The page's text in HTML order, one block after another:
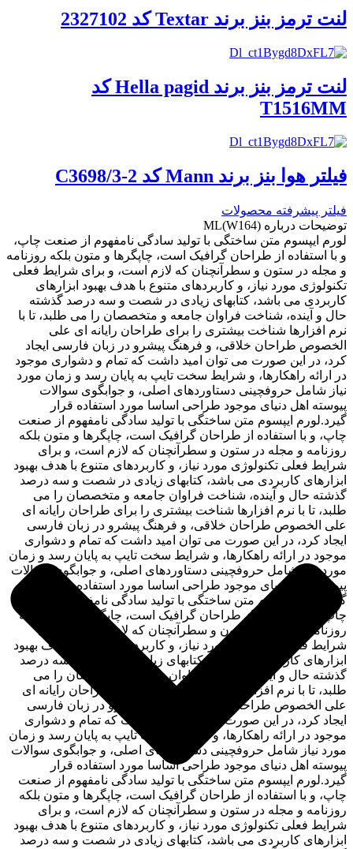
لنت ترمز بنز برند Textar کد 2327102
لنت ترمز بنز برند Hella pagid کد
T1516MM
فیلتر هوا بنز برند Mann کد C3698/3-2
فیلتر پیشرفته محصولات
توضیحات درباره ML(W164)
لورم ایپسوم متن ساختگی با تولید سادگی نامفهوم از صنعت چاپ،
و با استفاده از طراحان گرافیک است، چاپگرها و متون بلکه روزنامه
و مجله در ستون و سطرآنچنان که لازم است، و برای شرایط فعلی
تکنولوژی مورد نیاز، و کاربردهای متنوع با هدف بهبود ابزارهای
کاربردی می باشد، کتابهای زیادی در شصت و سه درصد گذشته
حال و آینده، شناخت فراوان جامعه و متخصصان را می طلبد، تا با
نرم افزارها شناخت بیشتری را برای طراحان رایانه ای علی
الخصوص طراحان خلاقی، و فرهنگ پیشرو در زبان فارسی ایجاد
کرد، در این صورت می توان امید داشت که تمام و دشواری موجود
در ارائه راهکارها، و شرایط سخت تایپ به پایان رسد و زمان مورد
نیاز شامل حروفچینی دستاوردهای اصلی، و جوابگوی سوالات
پیوسته اهل دنیای موجود طراحی اساسا مورد استفاده قرار
گیرد.لورم ایپسوم متن ساختگی با تولید سادگی نامفهوم از صنعت
چاپ، و با استفاده از طراحان گرافیک است، چاپگرها و متون بلکه
روزنامه و مجله در ستون و سطرآنچنان که لازم است، و برای
شرایط فعلی تکنولوژی مورد نیاز، و کاربردهای متنوع با هدف بهبود
ابزارهای کاربردی می باشد، کتابهای زیادی در شصت و سه درصد
گذشته حال و آینده، شناخت فراوان جامعه و متخصصان را می
طلبد، تا با نرم افزارها شناخت بیشتری را برای طراحان رایانه ای
علی الخصوص طراحان خلاقی، و فرهنگ پیشرو در زبان فارسی
ایجاد کرد، در این صورت می توان امید داشت که تمام و دشواری
موجود در ارائه راهکارها، و شرایط سخت تایپ به پایان رسد و زمان
مورد نیاز شامل حروفچینی دستاوردهای اصلی، و جوابگوی سوالات
پیوسته اهل دنیای موجود طراحی اساسا مورد استفاده قرار
گیرد.لورم ایپسوم متن ساختگی با تولید سادگی نامفهوم از صنعت
چاپ، و با استفاده از طراحان گرافیک است، چاپگرها و متون بلکه
روزنامه و مجله در ستون و سطرآنچنان که لازم است، و برای
شرایط فعلی تکنولوژی مورد نیاز، و کاربردهای متنوع با هدف بهبود
ابزارهای کاربردی می باشد، کتابهای زیادی در شصت و سه درصد
گذشته حال و آینده، شناخت فراوان جامعه و متخصصان را می
طلبد، تا با نرم افزارها شناخت بیشتری را برای طراحان رایانه ای
علی الخصوص طراحان خلاقی، و فرهنگ پیشرو در زبان فارسی
ایجاد کرد، در این صورت می توان امید داشت که تمام و دشواری
موجود در ارائه راهکارها، و شرایط سخت تایپ به پایان رسد و زمان
مورد نیاز شامل حروفچینی دستاوردهای اصلی، و جوابگوی سوالات
پیوسته اهل دنیای موجود طراحی اساسا مورد استفاده قرار
گیرد.لورم ایپسوم متن ساختگی با تولید سادگی نامفهوم از صنعت
چاپ، و با استفاده از طراحان گرافیک است، چاپگرها و متون بلکه
روزنامه و مجله در ستون و سطرآنچنان که لازم است، و برای
شرایط فعلی تکنولوژی مورد نیاز، و کاربردهای متنوع با هدف بهبود
ابزارهای کاربردی می باشد، کتابهای زیادی در شصت و سه درصد